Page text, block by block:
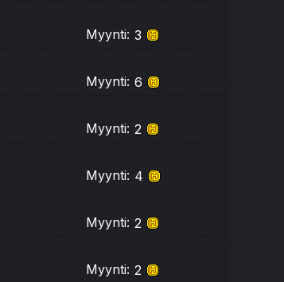
Myynti: 3
Myynti: 6
Myynti: 2
Myynti: 4
Myynti: 2
Myynti: 2